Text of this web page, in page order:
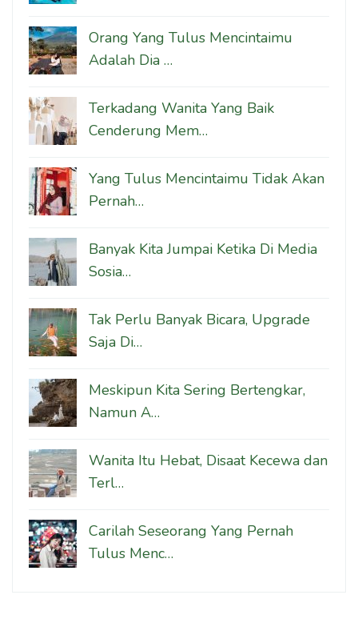
Orang Yang Tulus Mencintaimu
Adalah Dia …
Terkadang Wanita Yang Baik
Cenderung Mem…
Yang Tulus Mencintaimu Tidak Akan
Pernah…
Banyak Kita Jumpai Ketika Di Media
Sosia…
Tak Perlu Banyak Bicara, Upgrade
Saja Di…
Meskipun Kita Sering Bertengkar,
Namun A…
Wanita Itu Hebat, Disaat Kecewa dan
Terl…
Carilah Seseorang Yang Pernah
Tulus Menc…